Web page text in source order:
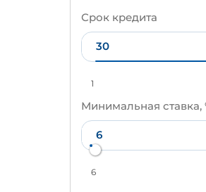
Срок кредита
1
Минимальная ставка,
6